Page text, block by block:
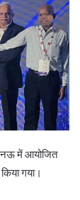
में आयोजित
गया।